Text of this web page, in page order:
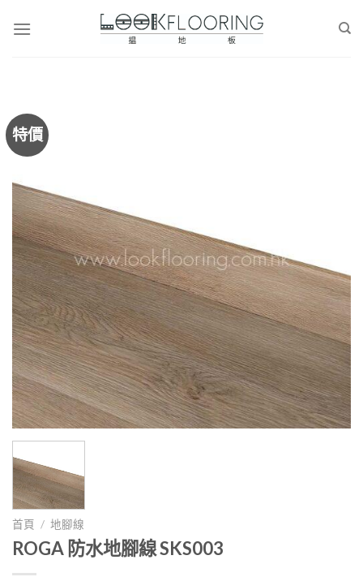
特價
首頁 / 地腳線
ROGA 防水地腳線 SKS003